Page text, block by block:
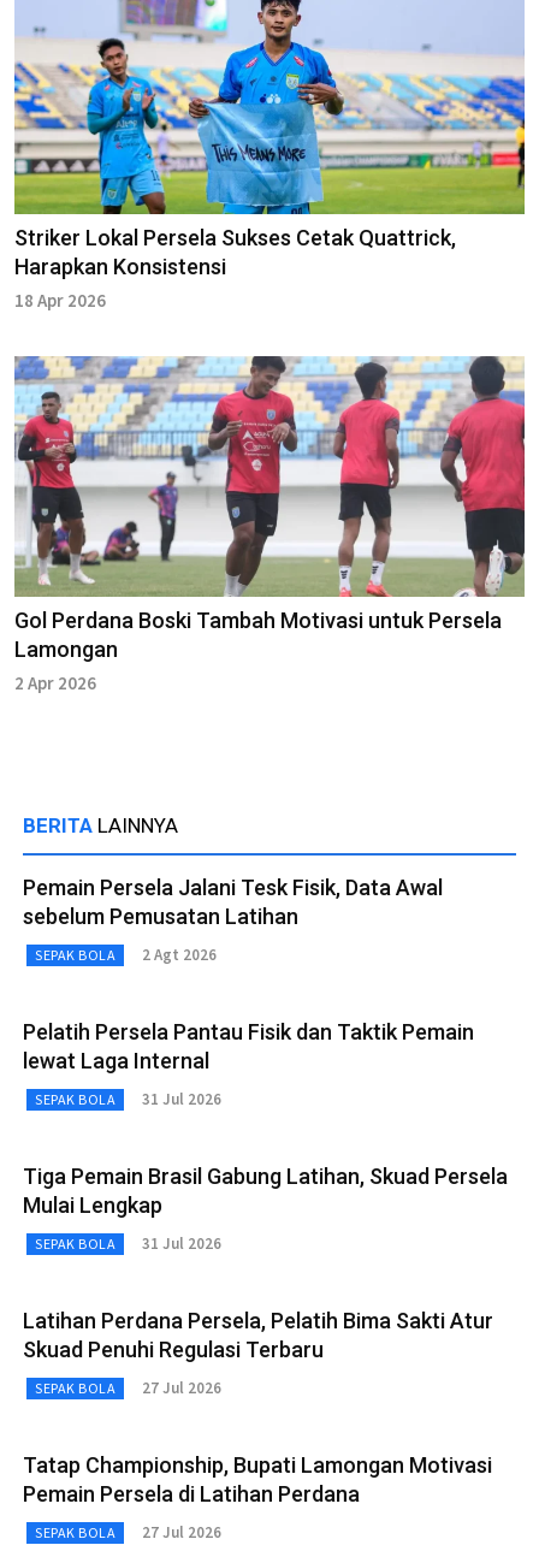
Striker Lokal Persela Sukses Cetak Quattrick,
Harapkan Konsistensi
18 Apr 2026
Gol Perdana Boski Tambah Motivasi untuk Persela
Lamongan
2 Apr 2026
BERITA LAINNYA
Pemain Persela Jalani Tesk Fisik, Data Awal
sebelum Pemusatan Latihan
SEPAK BOLA 2 Agt 2026
Pelatih Persela Pantau Fisik dan Taktik Pemain
lewat Laga Internal
SEPAK BOLA 31 Jul 2026
Tiga Pemain Brasil Gabung Latihan, Skuad Persela
Mulai Lengkap
SEPAK BOLA 31 Jul 2026
Latihan Perdana Persela, Pelatih Bima Sakti Atur
Skuad Penuhi Regulasi Terbaru
SEPAK BOLA 27 Jul 2026
Tatap Championship, Bupati Lamongan Motivasi
Pemain Persela di Latihan Perdana
SEPAK BOLA 27 Jul 2026